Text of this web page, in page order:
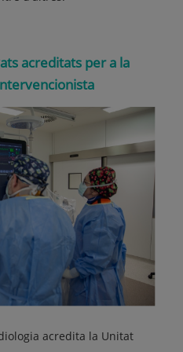
acreditats per a la
acredita la Unitat